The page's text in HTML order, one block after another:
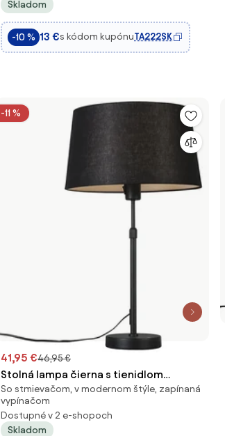
Skladom
-10 % 13 €s kódom kupónuTA222SK
-11 %
41,95 €46,95 €
Stolná lampa čierna s tienidlom
čiernym 35 cm nastaviteľná - Parte
So stmievačom, v modernom štýle, zapínaná
vypínačom
Dostupné v 2 e-shopoch
Skladom